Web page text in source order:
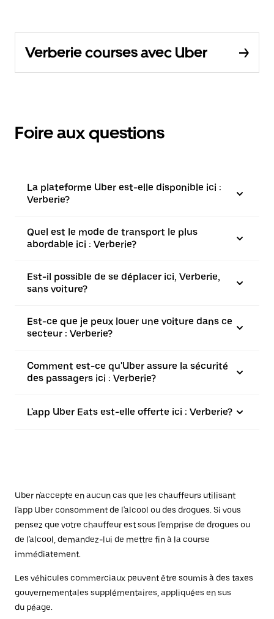
Verberie courses avec Uber
Foire aux questions
La plateforme Uber est-elle disponible ici :
Verberie?
Quel est le mode de transport le plus
abordable ici : Verberie?
Est-il possible de se déplacer ici, Verberie,
sans voiture?
Est-ce que je peux louer une voiture dans ce
secteur : Verberie?
Comment est-ce qu'Uber assure la sécurité
des passagers ici : Verberie?
L'app Uber Eats est-elle offerte ici : Verberie?
Uber n'accepte en aucun cas que les chauffeurs utilisant
l'app Uber consomment de l'alcool ou des drogues. Si vous
pensez que votre chauffeur est sous l'emprise de drogues ou
de l'alcool, demandez-lui de mettre fin à la course
immédiatement.
Les véhicules commerciaux peuvent être soumis à des taxes
gouvernementales supplémentaires, appliquées en sus
du péage.